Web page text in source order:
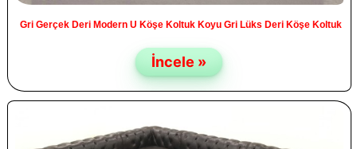
Gri Gerçek Deri Modern U Köşe Koltuk Koyu Gri Lüks Deri Köşe Koltuk
İncele »